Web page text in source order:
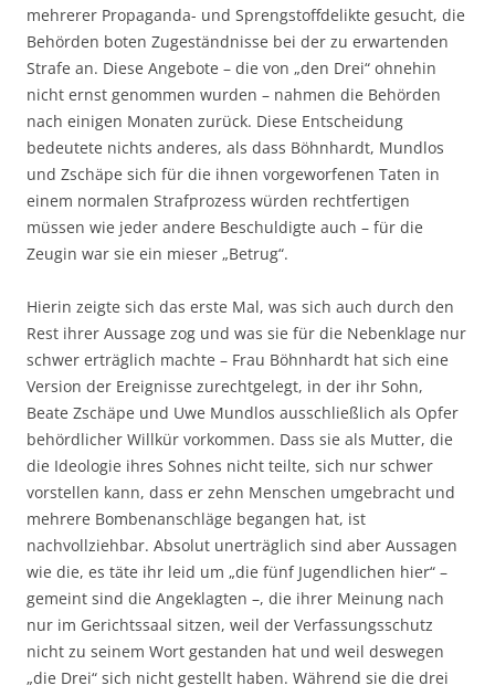
mehrerer Propaganda- und Sprengstoffdelikte gesucht, die
Behörden boten Zugeständnisse bei der zu erwartenden
Strafe an. Diese Angebote – die von „den Drei“ ohnehin
nicht ernst genommen wurden – nahmen die Behörden
nach einigen Monaten zurück. Diese Entscheidung
bedeutete nichts anderes, als dass Böhnhardt, Mundlos
und Zschäpe sich für die ihnen vorgeworfenen Taten in
einem normalen Strafprozess würden rechtfertigen
müssen wie jeder andere Beschuldigte auch – für die
Zeugin war sie ein mieser „Betrug“.
Hierin zeigte sich das erste Mal, was sich auch durch den
Rest ihrer Aussage zog und was sie für die Nebenklage nur
schwer erträglich machte – Frau Böhnhardt hat sich eine
Version der Ereignisse zurechtgelegt, in der ihr Sohn,
Beate Zschäpe und Uwe Mundlos ausschließlich als Opfer
behördlicher Willkür vorkommen. Dass sie als Mutter, die
die Ideologie ihres Sohnes nicht teilte, sich nur schwer
vorstellen kann, dass er zehn Menschen umgebracht und
mehrere Bombenanschläge begangen hat, ist
nachvollziehbar. Absolut unerträglich sind aber Aussagen
wie die, es täte ihr leid um „die fünf Jugendlichen hier“ –
gemeint sind die Angeklagten –, die ihrer Meinung nach
nur im Gerichtssaal sitzen, weil der Verfassungsschutz
nicht zu seinem Wort gestanden hat und weil deswegen
„die Drei“ sich nicht gestellt haben. Während sie die drei